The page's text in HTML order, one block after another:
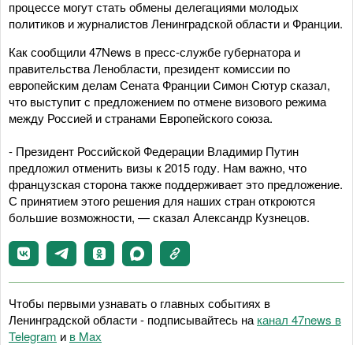
процессе могут стать обмены делегациями молодых
политиков и журналистов Ленинградской области и Франции.
Как сообщили 47News в пресс-службе губернатора и
правительства Ленобласти, президент комиссии по
европейским делам Сената Франции Симон Сютур сказал,
что выступит с предложением по отмене визового режима
между Россией и странами Европейского союза.
- Президент Российской Федерации Владимир Путин
предложил отменить визы к 2015 году. Нам важно, что
французская сторона также поддерживает это предложение.
С принятием этого решения для наших стран откроются
большие возможности, — сказал Александр Кузнецов.
Чтобы первыми узнавать о главных событиях в
Ленинградской области - подписывайтесь на канал 47news в
Telegram и в Maх